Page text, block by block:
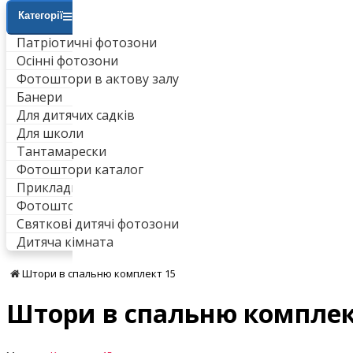
Категорії
Патріотичні фотозони
Осінні фотозони
Фотоштори в актову залу
Банери
Для дитячих садків
Для школи
Тантамарески
Фотоштори каталог
Приклади робіт
Фотоштори для ванни
Святкові дитячі фотозони
Дитяча кімната
Штори в спальню комплект 15
Штори в спальню